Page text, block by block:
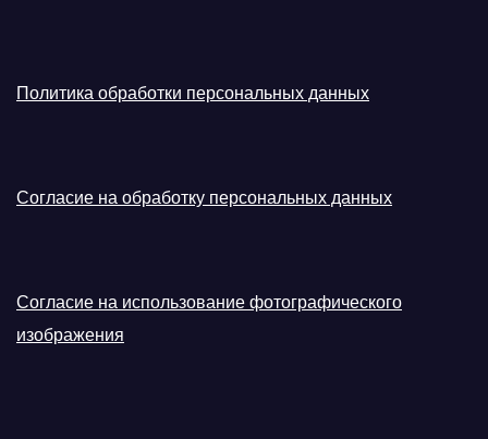
Политика обработки персональных данных
Согласие на обработку персональных данных
Согласие на использование фотографического
изображения